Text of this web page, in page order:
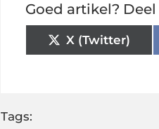
Goed artikel?
X (Twitter)
Tags: